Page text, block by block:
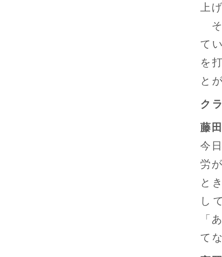
上
そ
て
を
と
ク
藤
今
労
と
し
「
て